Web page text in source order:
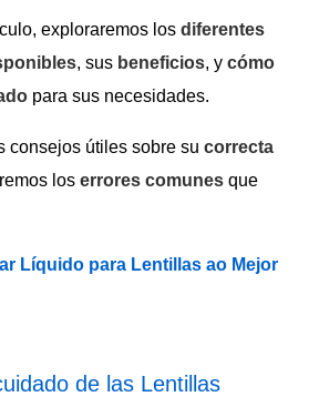
exploraremos los diferentes
, sus beneficios, y cómo
para sus necesidades.
consejos útiles sobre su correcta
los errores comunes que
Líquido para Lentillas ao Mejor
de las Lentillas